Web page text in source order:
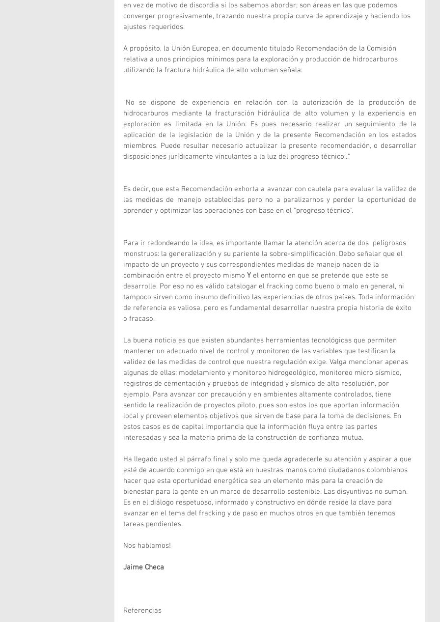
en vez de motivo de discordia si los sabemos abordar; son áreas en las que podemos
converger progresivamente, trazando nuestra propia curva de aprendizaje y haciendo los
ajustes requeridos.
A propósito, la Unión Europea, en documento titulado Recomendación de la Comisión
relativa a unos principios mínimos para la exploración y producción de hidrocarburos
utilizando la fractura hidráulica de alto volumen señala:
"No se dispone de experiencia en relación con la autorización de la producción de
hidrocarburos mediante la fracturación hidráulica de alto volumen y la experiencia en
exploración es limitada en la Unión. Es pues necesario realizar un seguimiento de la
aplicación de la legislación de la Unión y de la presente Recomendación en los estados
miembros. Puede resultar necesario actualizar la presente recomendación, o desarrollar
disposiciones jurídicamente vinculantes a la luz del progreso técnico..."
Es decir, que esta Recomendación exhorta a avanzar con cautela para evaluar la validez de
las medidas de manejo establecidas pero no a paralizarnos y perder la oportunidad de
aprender y optimizar las operaciones con base en el "progreso técnico".
Para ir redondeando la idea, es importante llamar la atención acerca de dos  peligrosos
monstruos: la generalización y su pariente la sobre-simplificación. Debo señalar que el
impacto de un proyecto y sus correspondientes medidas de manejo nacen de la
combinación entre el proyecto mismo Y el entorno en que se pretende que este se
desarrolle. Por eso no es válido catalogar el fracking como bueno o malo en general, ni
tampoco sirven como insumo definitivo las experiencias de otros países. Toda información
de referencia es valiosa, pero es fundamental desarrollar nuestra propia historia de éxito
o fracaso.
La buena noticia es que existen abundantes herramientas tecnológicas que permiten
mantener un adecuado nivel de control y monitoreo de las variables que testifican la
validez de las medidas de control que nuestra regulación exige. Valga mencionar apenas
algunas de ellas: modelamiento y monitoreo hidrogeológico, monitoreo micro sísmico,
registros de cementación y pruebas de integridad y sísmica de alta resolución, por
ejemplo. Para avanzar con precaución y en ambientes altamente controlados, tiene
sentido la realización de proyectos piloto, pues son estos los que aportan información
local y proveen elementos objetivos que sirven de base para la toma de decisiones. En
estos casos es de capital importancia que la información fluya entre las partes
interesadas y sea la materia prima de la construcción de confianza mutua.
Ha llegado usted al párrafo final y solo me queda agradecerle su atención y aspirar a que
esté de acuerdo conmigo en que está en nuestras manos como ciudadanos colombianos
hacer que esta oportunidad energética sea un elemento más para la creación de
bienestar para la gente en un marco de desarrollo sostenible. Las disyuntivas no suman.
Es en el diálogo respetuoso, informado y constructivo en dónde reside la clave para
avanzar en el tema del fracking y de paso en muchos otros en que también tenemos
tareas pendientes.
Nos hablamos!
Jaime Checa
Referencias